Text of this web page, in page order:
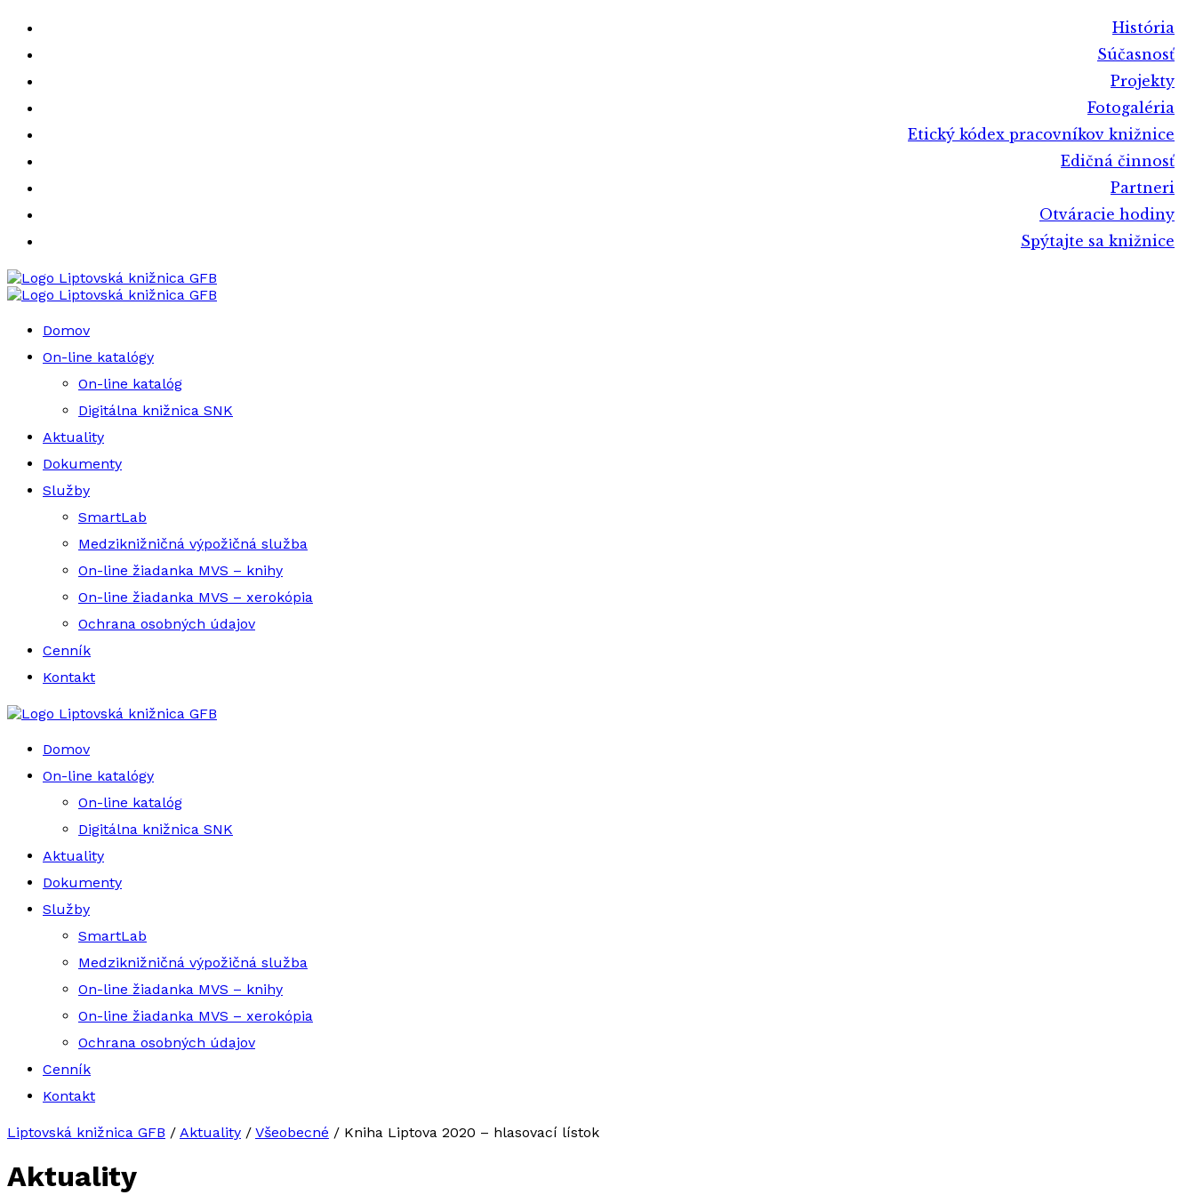
História
Súčasnosť
Projekty
Fotogaléria
Etický kódex pracovníkov knižnice
Edičná činnosť
Partneri
Otváracie hodiny
Spýtajte sa knižnice
Liptovská knižnica GFB
Liptovská knižnica GFB
Domov
On-line katalógy
On-line katalóg
Digitálna knižnica SNK
Aktuality
Dokumenty
Služby
SmartLab
Medziknižničná výpožičná služba
On-line žiadanka MVS – knihy
On-line žiadanka MVS – xerokópia
Ochrana osobných údajov
Cenník
Kontakt
Liptovská knižnica GFB
Domov
On-line katalógy
On-line katalóg
Digitálna knižnica SNK
Aktuality
Dokumenty
Služby
SmartLab
Medziknižničná výpožičná služba
On-line žiadanka MVS – knihy
On-line žiadanka MVS – xerokópia
Ochrana osobných údajov
Cenník
Kontakt
Liptovská knižnica GFB / Aktuality / Všeobecné / Kniha Liptova 2020 – hlasovací lístok
Aktuality